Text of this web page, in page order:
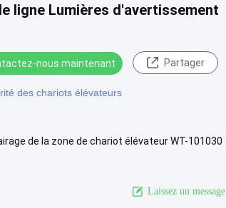
ligne Lumières d'avertissement
nous maintenant Partager
des chariots élévateurs
de la zone de chariot élévateur WT-101030
Laissez un message